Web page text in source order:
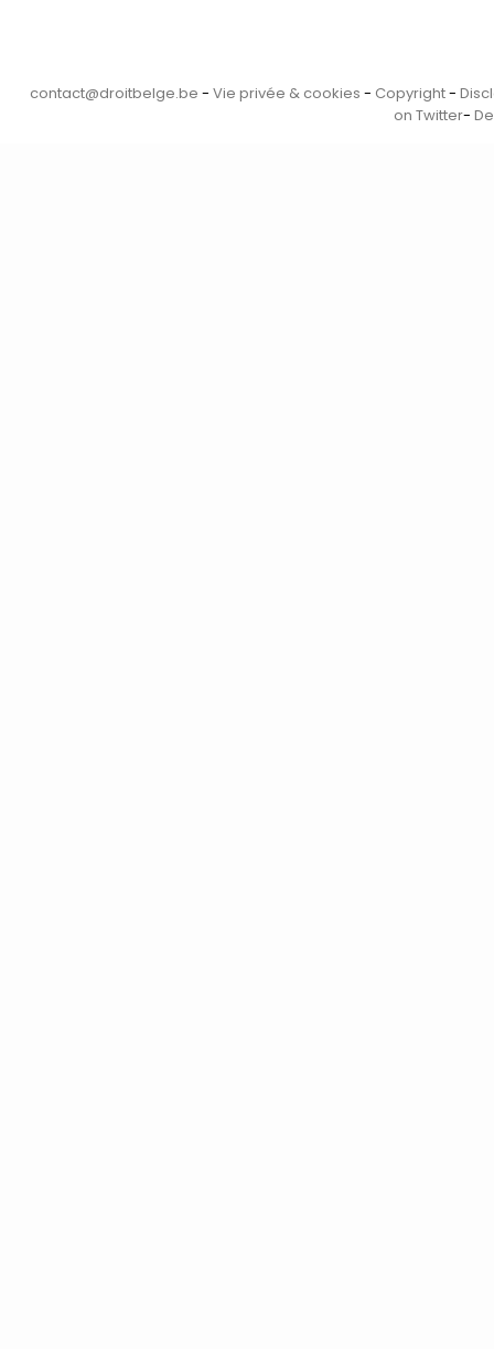
contact@droitbelge.be - Vie privée & cookies - Copyright-
on Twitter-